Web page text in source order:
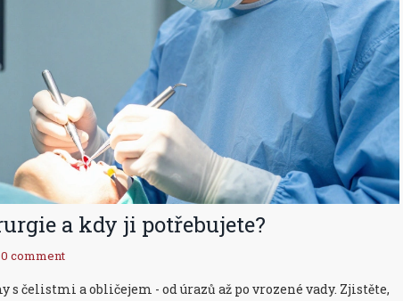
a kdy ji potřebujete?
0 comment
čelistmi a obličejem - od úrazů až po vrozené vady. Zjistěte,